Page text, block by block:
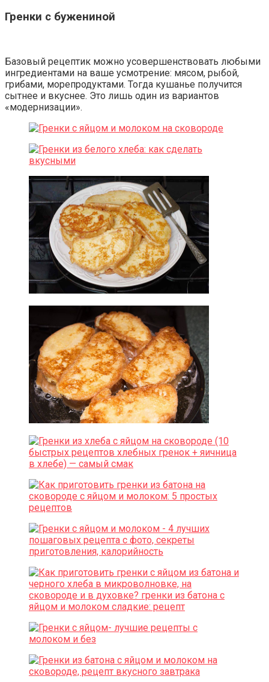
Гренки с бужениной
Базовый рецептик можно усовершенствовать любыми
ингредиентами на ваше усмотрение: мясом, рыбой,
грибами, морепродуктами. Тогда кушанье получится
сытнее и вкуснее. Это лишь один из вариантов
«модернизации».